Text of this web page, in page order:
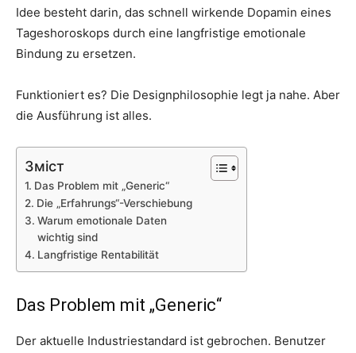
Idee besteht darin, das schnell wirkende Dopamin eines
Tageshoroskops durch eine langfristige emotionale
Bindung zu ersetzen.
Funktioniert es? Die Designphilosophie legt ja nahe. Aber
die Ausführung ist alles.
Зміст
Das Problem mit „Generic“
Die „Erfahrungs“-Verschiebung
Warum emotionale Daten
wichtig sind
Langfristige Rentabilität
Das Problem mit „Generic“
Der aktuelle Industriestandard ist gebrochen. Benutzer